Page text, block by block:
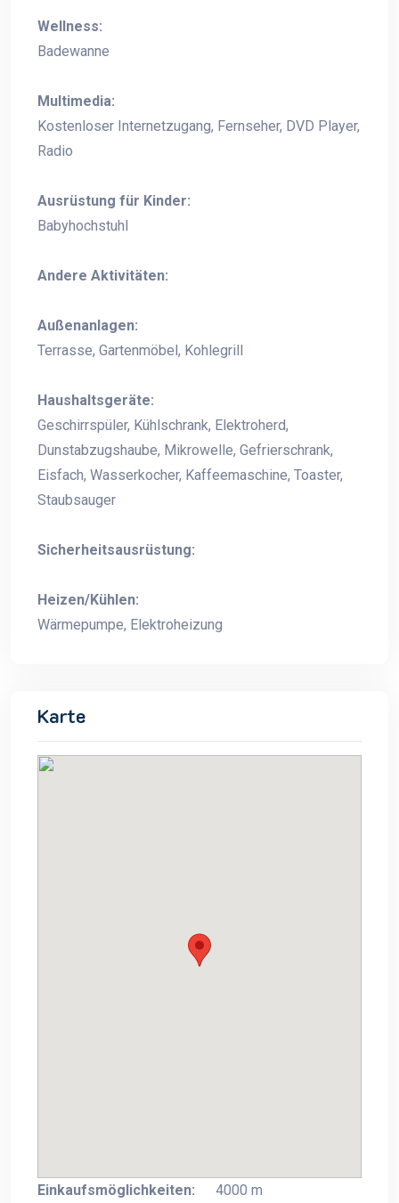
Wellness:
Badewanne
Multimedia:
Kostenloser Internetzugang, Fernseher, DVD Player,
Radio
Ausrüstung für Kinder:
Babyhochstuhl
Andere Aktivitäten:
Außenanlagen:
Terrasse, Gartenmöbel, Kohlegrill
Haushaltsgeräte:
Geschirrspüler, Kühlschrank, Elektroherd,
Dunstabzugshaube, Mikrowelle, Gefrierschrank,
Eisfach, Wasserkocher, Kaffeemaschine, Toaster,
Staubsauger
Sicherheitsausrüstung:
Heizen/Kühlen:
Wärmepumpe, Elektroheizung
Karte
Einkaufsmöglichkeiten: 4000 m